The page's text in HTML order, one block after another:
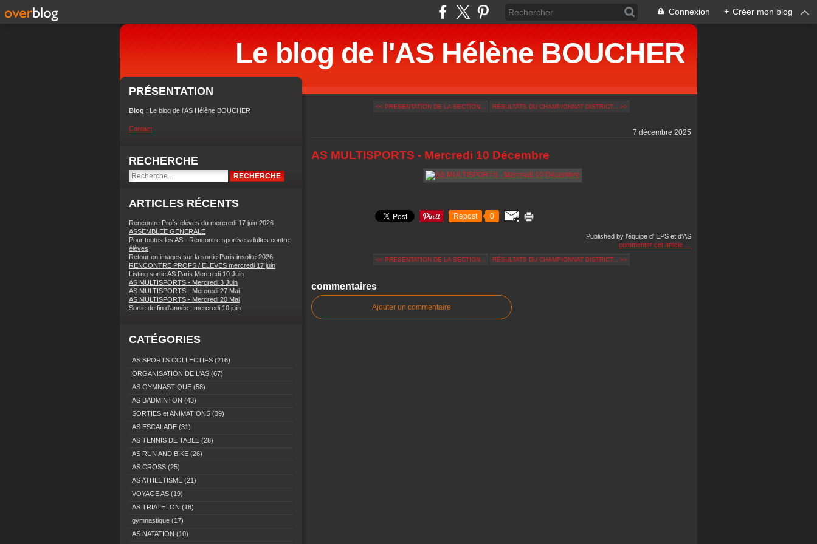
Connexion + Créer mon blog
Le blog de l'AS Hélène BOUCHER
PRÉSENTATION
Blog : Le blog de l'AS Hélène BOUCHER
Contact
RECHERCHE
ARTICLES RÉCENTS
Rencontre Profs-élèves du mercredi 17 juin 2026
ASSEMBLEE GENERALE
Pour toutes les AS - Rencontre sportive adultes contre
élèves
Retour en images sur la sortie Paris insolite 2026
RENCONTRE PROFS / ELEVES mercredi 17 juin
Listing sortie AS Paris Mercredi 10 Juin
AS MULTISPORTS - Mercredi 3 Juin
AS MULTISPORTS - Mercredi 27 Mai
AS MULTISPORTS - Mercredi 20 Mai
Sortie de fin d'année : mercredi 10 juin
CATÉGORIES
AS SPORTS COLLECTIFS (216)
ORGANISATION DE L'AS (67)
AS GYMNASTIQUE (58)
AS BADMINTON (43)
SORTIES et ANIMATIONS (39)
AS ESCALADE (31)
AS TENNIS DE TABLE (28)
AS RUN AND BIKE (26)
AS CROSS (25)
AS ATHLETISME (21)
VOYAGE AS (19)
AS TRIATHLON (18)
gymnastique (17)
AS NATATION (10)
<< PRESENTATION DE LA SECTION... RÉSULTATS DU CHAMPIONNAT DISTRICT... >>
7 décembre 2025
AS MULTISPORTS - Mercredi 10 Décembre
Repost 0
Published by l'équipe d' EPS et d'AS
commenter cet article
<< PRESENTATION DE LA SECTION... RÉSULTATS DU CHAMPIONNAT DISTRICT... >>
commentaires
Ajouter un commentaire